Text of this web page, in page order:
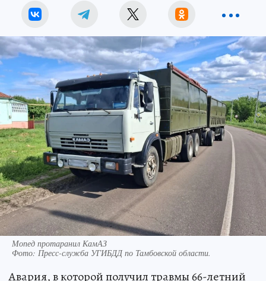
Мопед протаранил КамАЗ
Фото: Пресс-служба УГИБДД по Тамбовской области.
Авария, в которой получил травмы 66-летний